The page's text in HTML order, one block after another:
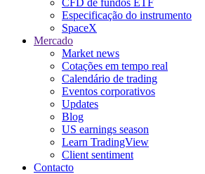
Especificação do instrumento
SpaceX
Mercado
Market news
Cotações em tempo real
Calendário de trading
Eventos corporativos
Updates
Blog
US earnings season
Learn TradingView
Client sentiment
Contacto